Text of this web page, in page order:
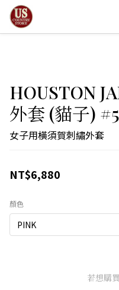
HOUSTON
外套 (貓子)
女子用橫須賀刺繡外套
NT$6,880
顏色
若想購